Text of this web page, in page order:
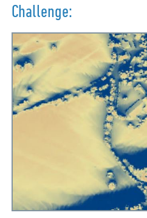
Challenge: